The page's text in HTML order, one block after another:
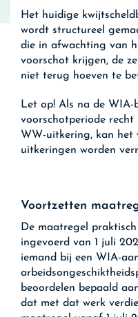
Het huidige
wordt structureel
die in afwachting van
voorschot krijgen, de
niet terug hoeven te
Let op! Als na de
voorschotperiode
WW-uitkering, kan het
uitkeringen worden
Voortzetten
De maatregel
ingevoerd van 1 juli
iemand bij een WIA-
beoordelen bepaald
dat met dat werk